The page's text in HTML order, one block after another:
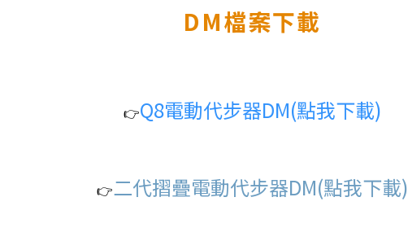
DM檔案下載
👉️Q8電動代步器DM(點我下載)
👉️二代摺疊電動代步器DM(點我下載)